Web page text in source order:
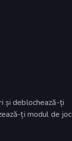
și deblochează-ți
ți modul de joc